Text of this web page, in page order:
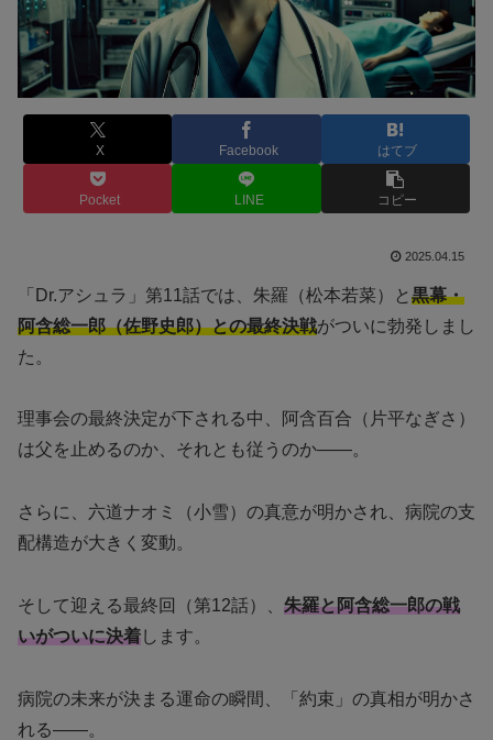
X Facebook はてブ
Pocket LINE コピー
2025.04.15
「Dr.アシュラ」第11話では、朱羅（松本若菜）と 黒幕・
阿含総一郎（佐野史郎）との最終決戦がついに勃発しまし
た。
理事会の最終決定が下される中、阿含百合（片平なぎさ）
は父を止めるのか、それとも従うのか——。
さらに、六道ナオミ（小雪）の真意が明かされ、病院の支
配構造が大きく変動。
そして迎える最終回（第12話）、 朱羅と阿含総一郎の戦
いがついに決着します。
病院の未来が決まる運命の瞬間、「約束」の真相が明かさ
れる——。